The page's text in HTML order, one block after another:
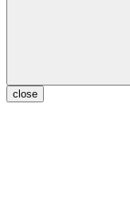
close